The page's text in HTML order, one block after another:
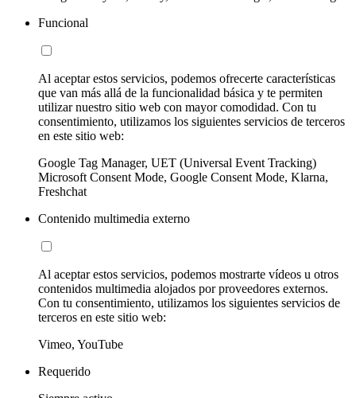
Funcional
Al aceptar estos servicios, podemos ofrecerte características
que van más allá de la funcionalidad básica y te permiten
utilizar nuestro sitio web con mayor comodidad. Con tu
consentimiento, utilizamos los siguientes servicios de terceros
en este sitio web:
Google Tag Manager, UET (Universal Event Tracking)
Microsoft Consent Mode, Google Consent Mode, Klarna,
Freshchat
Contenido multimedia externo
Al aceptar estos servicios, podemos mostrarte vídeos u otros
contenidos multimedia alojados por proveedores externos.
Con tu consentimiento, utilizamos los siguientes servicios de
terceros en este sitio web:
Vimeo, YouTube
Requerido